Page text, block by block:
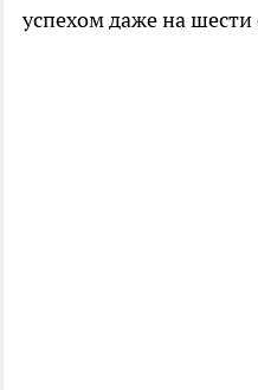
успехом даже на шести